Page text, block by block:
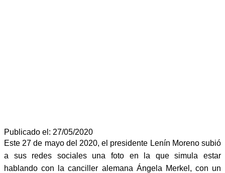
Publicado el: 27/05/2020
Este 27 de mayo del 2020, el presidente Lenín Moreno subió
a sus redes sociales una foto en la que simula estar
hablando con la canciller alemana Ángela Merkel, con un